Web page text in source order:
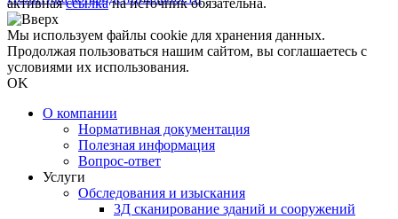
активнаяссылкана источник обязательна.
Мы используем файлы cookie для хранения данных.
Продолжая пользоваться нашим сайтом, вы соглашаетесь с
условиями их использования.
OK
О компании
Нормативная документация
Полезная информация
Вопрос-ответ
Услуги
Обследования и изыскания
3Д сканирование зданий и сооружений